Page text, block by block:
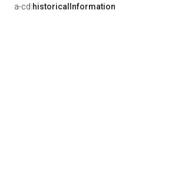
a-cd:historicalInformation